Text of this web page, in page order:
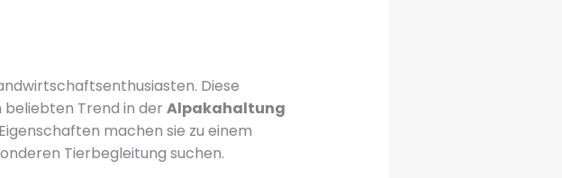
Diese
Trend in der Alpakahaltung
machen sie zu einem
Tierbegleitung suchen.